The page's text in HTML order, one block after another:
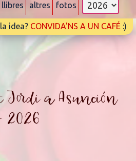
llibres altres fotos
idea? CONVIDA'NS A UN CAFÉ :)
Jordi a Asunción